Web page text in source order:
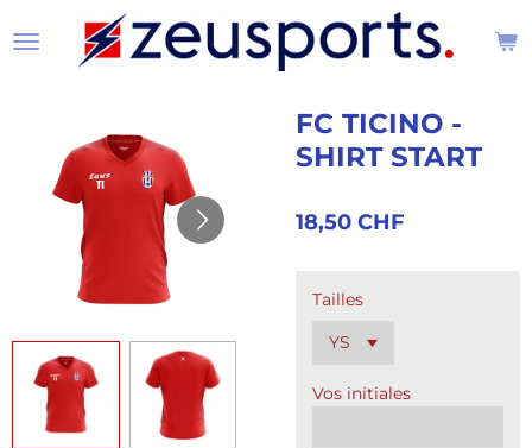
au
FC TICINO -
SHIRT START
18,50 CHF
Tailles
Vos initiales